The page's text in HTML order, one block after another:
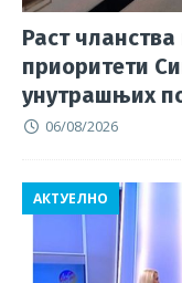
Раст
приоритети
унутрашњих
06/08/2026
АКТУЕЛНО